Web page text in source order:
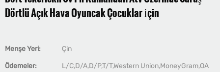
Dörtlü Açık Hava Oyuncak Çocuklar İçin
Menşe Yeri: Çin
Ödemeler: L/C,D/A,D/P,T/T,Western Union,MoneyGram,OA